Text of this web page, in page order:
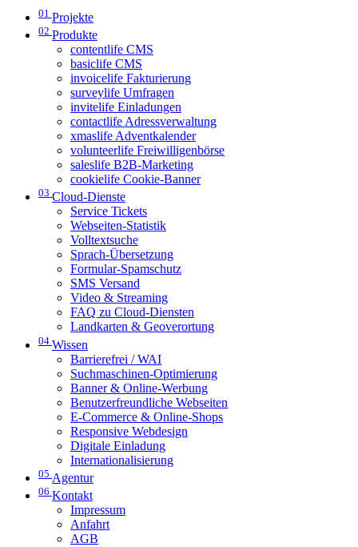
01 Projekte
02 Produkte
contentlife CMS
basiclife CMS
invoicelife Fakturierung
surveylife Umfragen
invitelife Einladungen
contactlife Adressverwaltung
xmaslife Adventkalender
volunteerlife Freiwilligenbörse
saleslife B2B-Marketing
cookielife Cookie-Banner
03 Cloud-Dienste
Service Tickets
Webseiten-Statistik
Volltextsuche
Sprach-Übersetzung
Formular-Spamschutz
SMS Versand
Video & Streaming
FAQ zu Cloud-Diensten
Landkarten & Geoverortung
04 Wissen
Barrierefrei / WAI
Suchmaschinen-Optimierung
Banner & Online-Werbung
Benutzerfreundliche Webseiten
E-Commerce & Online-Shops
Responsive Webdesign
Digitale Einladung
Internationalisierung
05 Agentur
06 Kontakt
Impressum
Anfahrt
AGB